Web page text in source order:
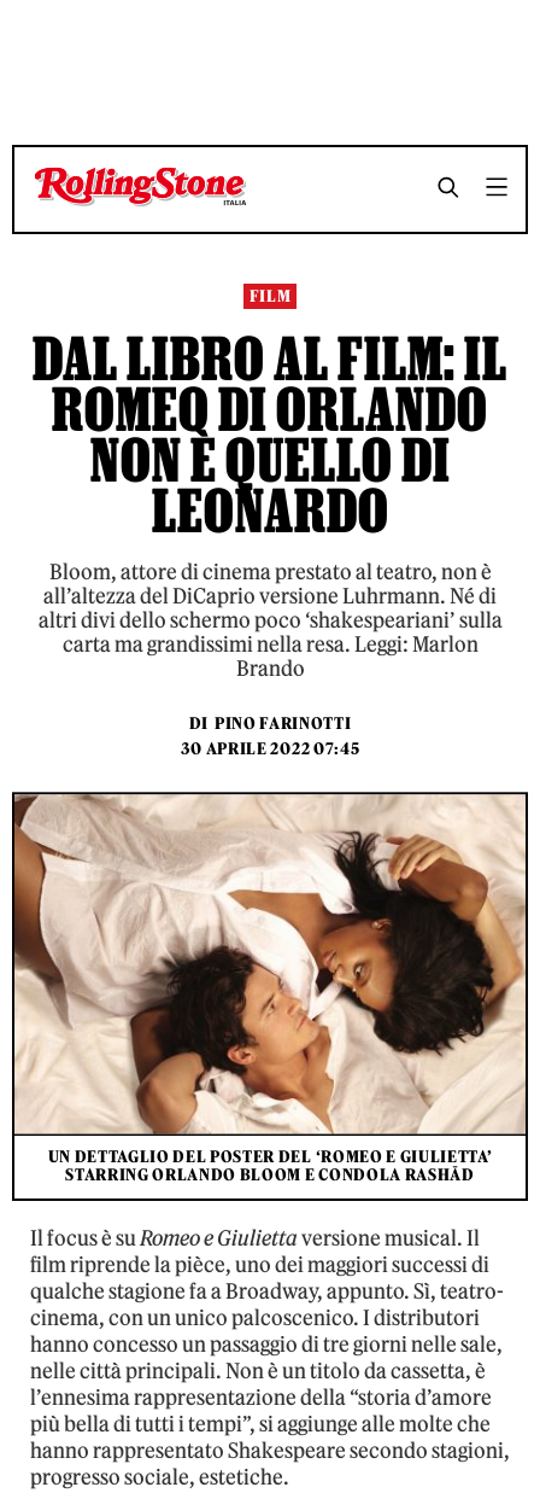
TEMPO DI LETTURA 6 MINUTI SHARE
TEMPO DI LETTURA 6 MINUTI SHARE
FILM
DAL LIBRO AL FILM: IL
ROMEO DI ORLANDO
NON È QUELLO DI
LEONARDO
Bloom, attore di cinema prestato al teatro, non è
all’altezza del DiCaprio versione Luhrmann. Né di
altri divi dello schermo poco ‘shakespeariani’ sulla
carta ma grandissimi nella resa. Leggi: Marlon
Brando
DI PINO FARINOTTI
30 APRILE 2022 07:45
UN DETTAGLIO DEL POSTER DEL ‘ROMEO E GIULIETTA’
STARRING ORLANDO BLOOM E CONDOLA RASHĀD
Il focus è suRomeo e Giuliettaversione musical. Il
film riprende la pièce, uno dei maggiori successi di
qualche stagione fa a Broadway, appunto. Sì, teatro-
cinema, con un unico palcoscenico. I distributori
hanno concesso un passaggio di tre giorni nelle sale,
nelle città principali. Non è un titolo da cassetta, è
l’ennesima rappresentazione della “storia d’amore
più bella di tutti i tempi”, si aggiunge alle molte che
hanno rappresentato Shakespeare secondo stagioni,
progresso sociale, estetiche.